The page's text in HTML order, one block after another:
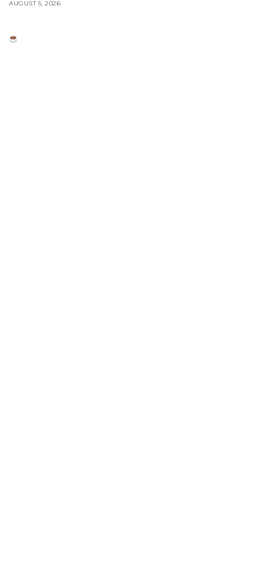
AUGUST 5, 2026